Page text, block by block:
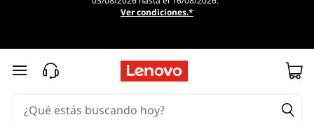
Ver condiciones.*
Ir al contenido principal